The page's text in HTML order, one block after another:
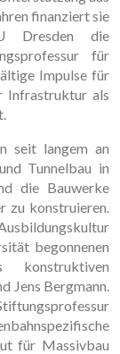
finanziert sie
Dresden die
für
Impulse für
Infrastruktur als
seit langem an
Tunnelbau in
die Bauwerke
zu konstruieren.
begonnenen
konstruktiven
Jens Bergmann.
für Massivbau